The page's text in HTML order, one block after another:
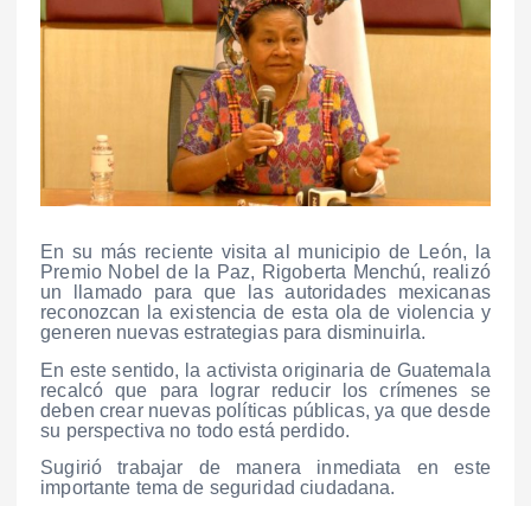
En su más reciente visita al municipio de León, la
Premio Nobel de la Paz, Rigoberta Menchú, realizó
un llamado para que las autoridades mexicanas
reconozcan la existencia de esta ola de violencia y
generen nuevas estrategias para disminuirla.
En este sentido, la activista originaria de Guatemala
recalcó que para lograr reducir los crímenes se
deben crear nuevas políticas públicas, ya que desde
su perspectiva no todo está perdido.
Sugirió trabajar de manera inmediata en este
importante tema de seguridad ciudadana.